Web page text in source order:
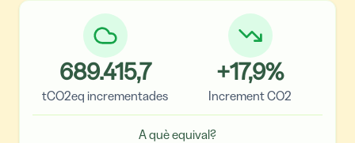
689.415,7
tCO2eq incrementades
+17,9%
Increment CO2
A què equival?